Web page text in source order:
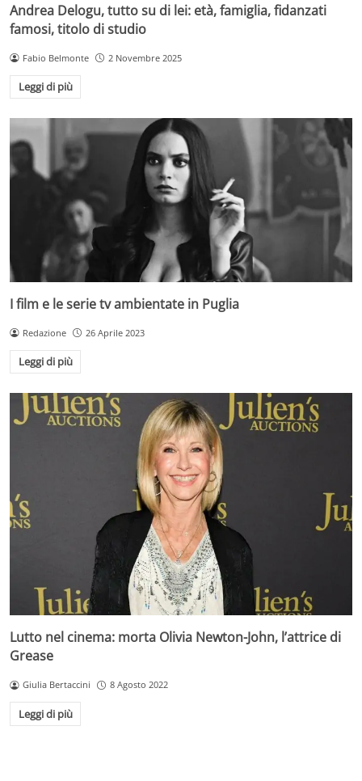
Andrea Delogu, tutto su di lei: età, famiglia, fidanzati
famosi, titolo di studio
Fabio Belmonte 2 Novembre 2025
Leggi di più
I film e le serie tv ambientate in Puglia
Redazione 26 Aprile 2023
Leggi di più
Lutto nel cinema: morta Olivia Newton-John, l’attrice di
Grease
Giulia Bertaccini 8 Agosto 2022
Leggi di più